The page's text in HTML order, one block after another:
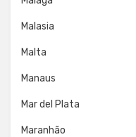
Malasia
Malta
Manaus
Mar del Plata
Maranhão